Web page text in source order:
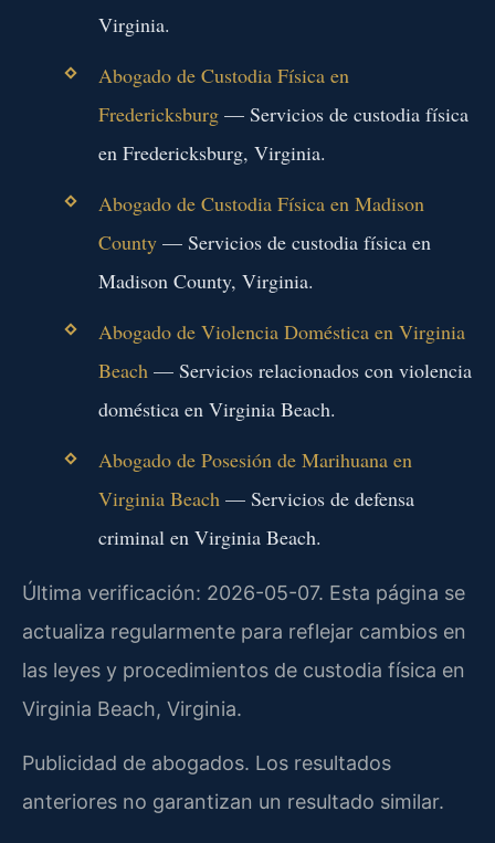
Virginia.
Abogado de Custodia Física en
Fredericksburg— Servicios de custodia física
en Fredericksburg, Virginia.
Abogado de Custodia Física en Madison
County— Servicios de custodia física en
Madison County, Virginia.
Abogado de Violencia Doméstica en Virginia
Beach— Servicios relacionados con violencia
doméstica en Virginia Beach.
Abogado de Posesión de Marihuana en
Virginia Beach— Servicios de defensa
criminal en Virginia Beach.
Última verificación: 2026-05-07. Esta página se
actualiza regularmente para reflejar cambios en
las leyes y procedimientos de custodia física en
Virginia Beach, Virginia.
Publicidad de abogados. Los resultados
anteriores no garantizan un resultado similar.